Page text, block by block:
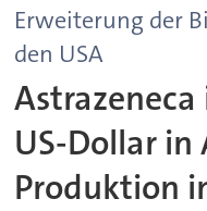
Erweiterung der
den USA
US-Dollar in
Produktion